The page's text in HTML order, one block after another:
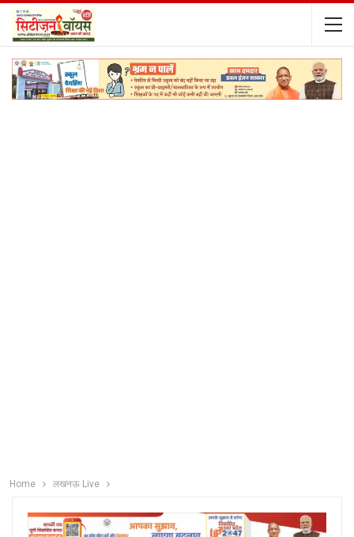
Home लखनऊ Live